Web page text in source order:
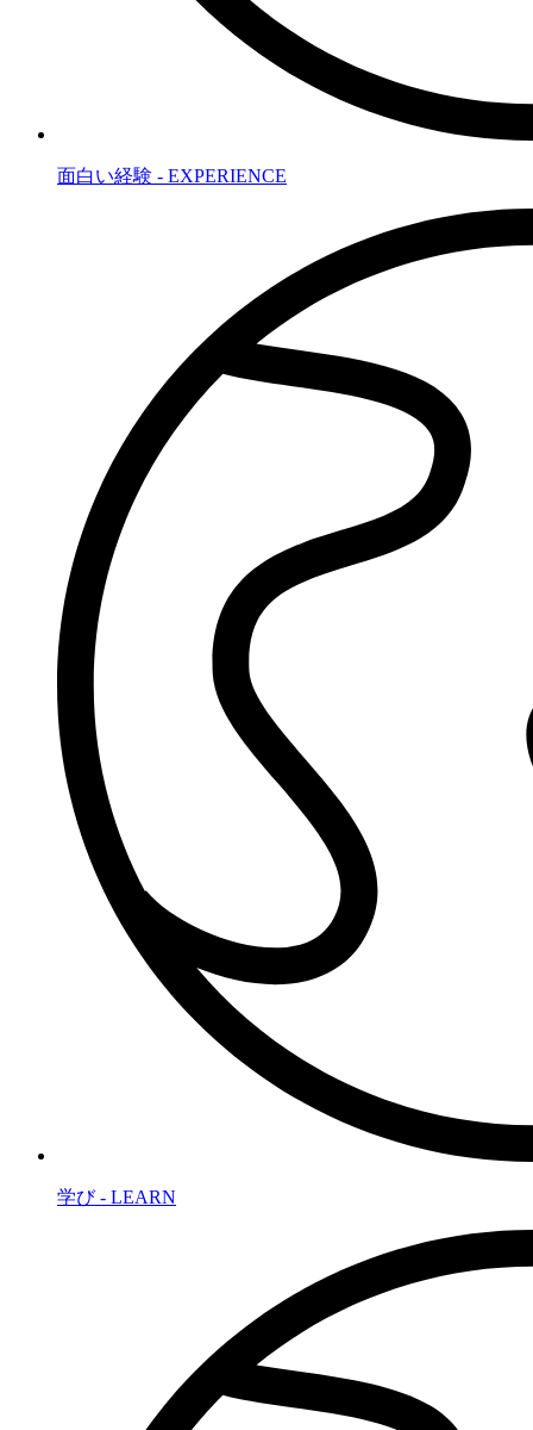
面白い経験 - EXPERIENCE
学び - LEARN